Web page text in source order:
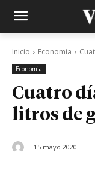
Inicio Economia
Economia
Cuatro
litros de
15 mayo 2020